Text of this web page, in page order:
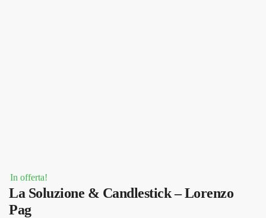
In offerta!
La Soluzione & Candlestick – Lorenzo
Pag